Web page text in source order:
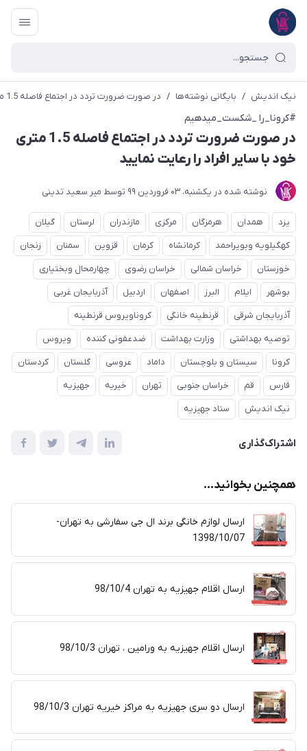
نیک اندیش / بایگانی نوشته‌ها / در صورت ضرورت تردد در اجتماع فاصله 1.5 متری خود با سایر افراد را رعایت نمایید
#کرونا_را _شکست_میدهیم
در صورت ضرورت تردد در اجتماع فاصله 1.5 متری
خود با سایر افراد را رعایت نمایید
نوشته شده در یکشنبه، 03 فروردین 99 توسط میر سعید تدینی
یزد همدان هرمزگان مرکزی مازندران لرستان
گیلان
کهگیلویه وبویراحمد
کرمانشاه کرمان قزوین سمنان
زنجان
خوزستان
خراسان شمالی خراسان رضوی
چهارمحال وبختیاری
بوشهر
ایلام البرز اصفهان اردبیل
آذربایجان غربی
آذربایجان شرقی
قرنطینه خانگی
کروناویروس قرنطینه
توصیه بهداشتی
وزارت بهداشت ضدعفونی کننده
ویروس
کرونا
سیستان و بلوچستان داماد عروسی گلستان
کردستان
فارس
قم خراسان جنوبی تهران خیریه
جهیزیه
نیک اندیش
ستاد جهیزیه
اشتراک‌گذاری
همچنین بخوانید...
ارسال لوازم خانگی برند ال جی سفارشی به تهران-
1398/10/07
ارسال اقلام جهیزیه به تهران 98/10/4
ارسال اقلام جهیزیه به ورامین ، تهران 98/10/3
ارسال دو سری جهیزیه به مراکز خیریه تهران 98/10/3